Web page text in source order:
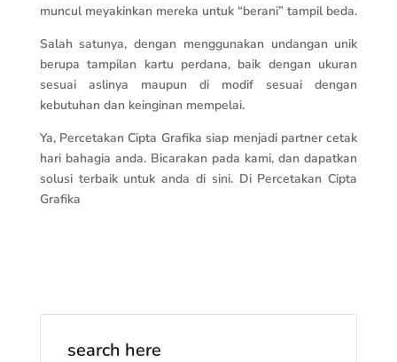
muncul meyakinkan mereka untuk “berani” tampil beda.
Salah satunya, dengan menggunakan undangan unik
berupa tampilan kartu perdana, baik dengan ukuran
sesuai aslinya maupun di modif sesuai dengan
kebutuhan dan keinginan mempelai.
Ya, Percetakan Cipta Grafika siap menjadi partner cetak
hari bahagia anda. Bicarakan pada kami, dan dapatkan
solusi terbaik untuk anda di sini. Di Percetakan Cipta
Grafika
search here